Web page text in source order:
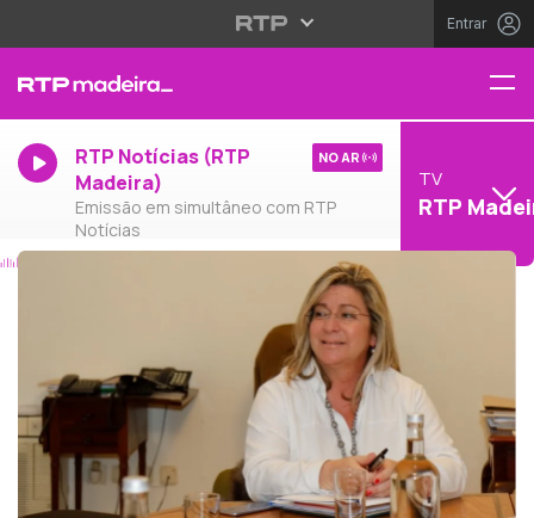
Entrar
RTP Notícias (RTP
Madeira)
Emissão em simultâneo com RTP
Notícias
NO AR
TV
RTP